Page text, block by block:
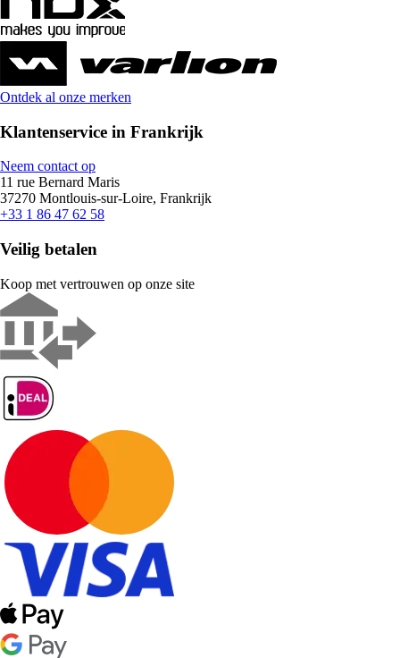
Ontdek al onze merken
Klantenservice in Frankrijk
Neem contact op
11 rue Bernard Maris
37270 Montlouis-sur-Loire, Frankrijk
+33 1 86 47 62 58
Veilig betalen
Koop met vertrouwen op onze site